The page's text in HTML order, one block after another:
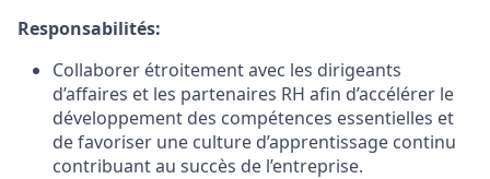
Responsabilités:
Collaborer étroitement avec les dirigeants
d’affaires et les partenaires RH afin d’accélérer le
développement des compétences essentielles et
de favoriser une culture d’apprentissage continu
contribuant au succès de l’entreprise.